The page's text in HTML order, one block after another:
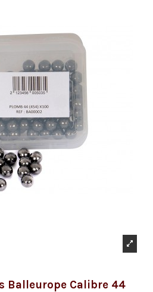
Balleurope Calibre 44